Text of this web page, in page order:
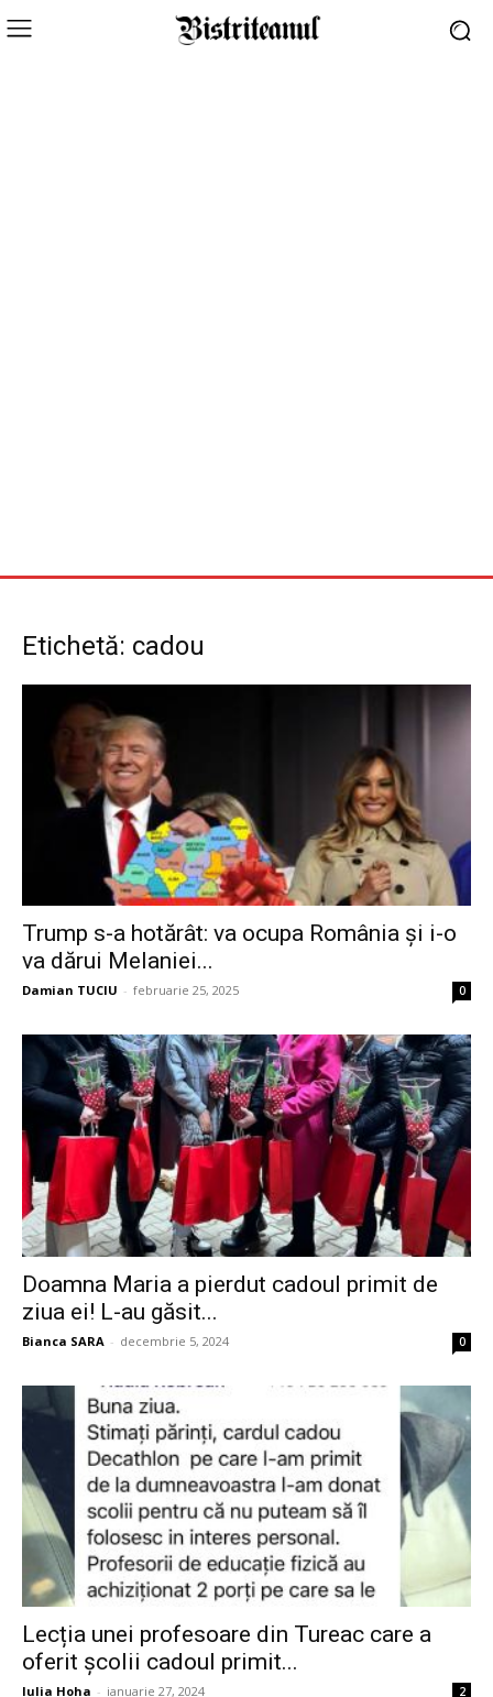
Etichetă: cadou
Trump s-a hotărât: va ocupa România și i-o
va dărui Melaniei...
Damian TUCIU - februarie 25, 2025 0
Doamna Maria a pierdut cadoul primit de
ziua ei! L-au găsit...
Bianca SARA - decembrie 5, 2024 0
Lecția unei profesoare din Tureac care a
oferit școlii cadoul primit...
Iulia Hoha - ianuarie 27, 2024 2